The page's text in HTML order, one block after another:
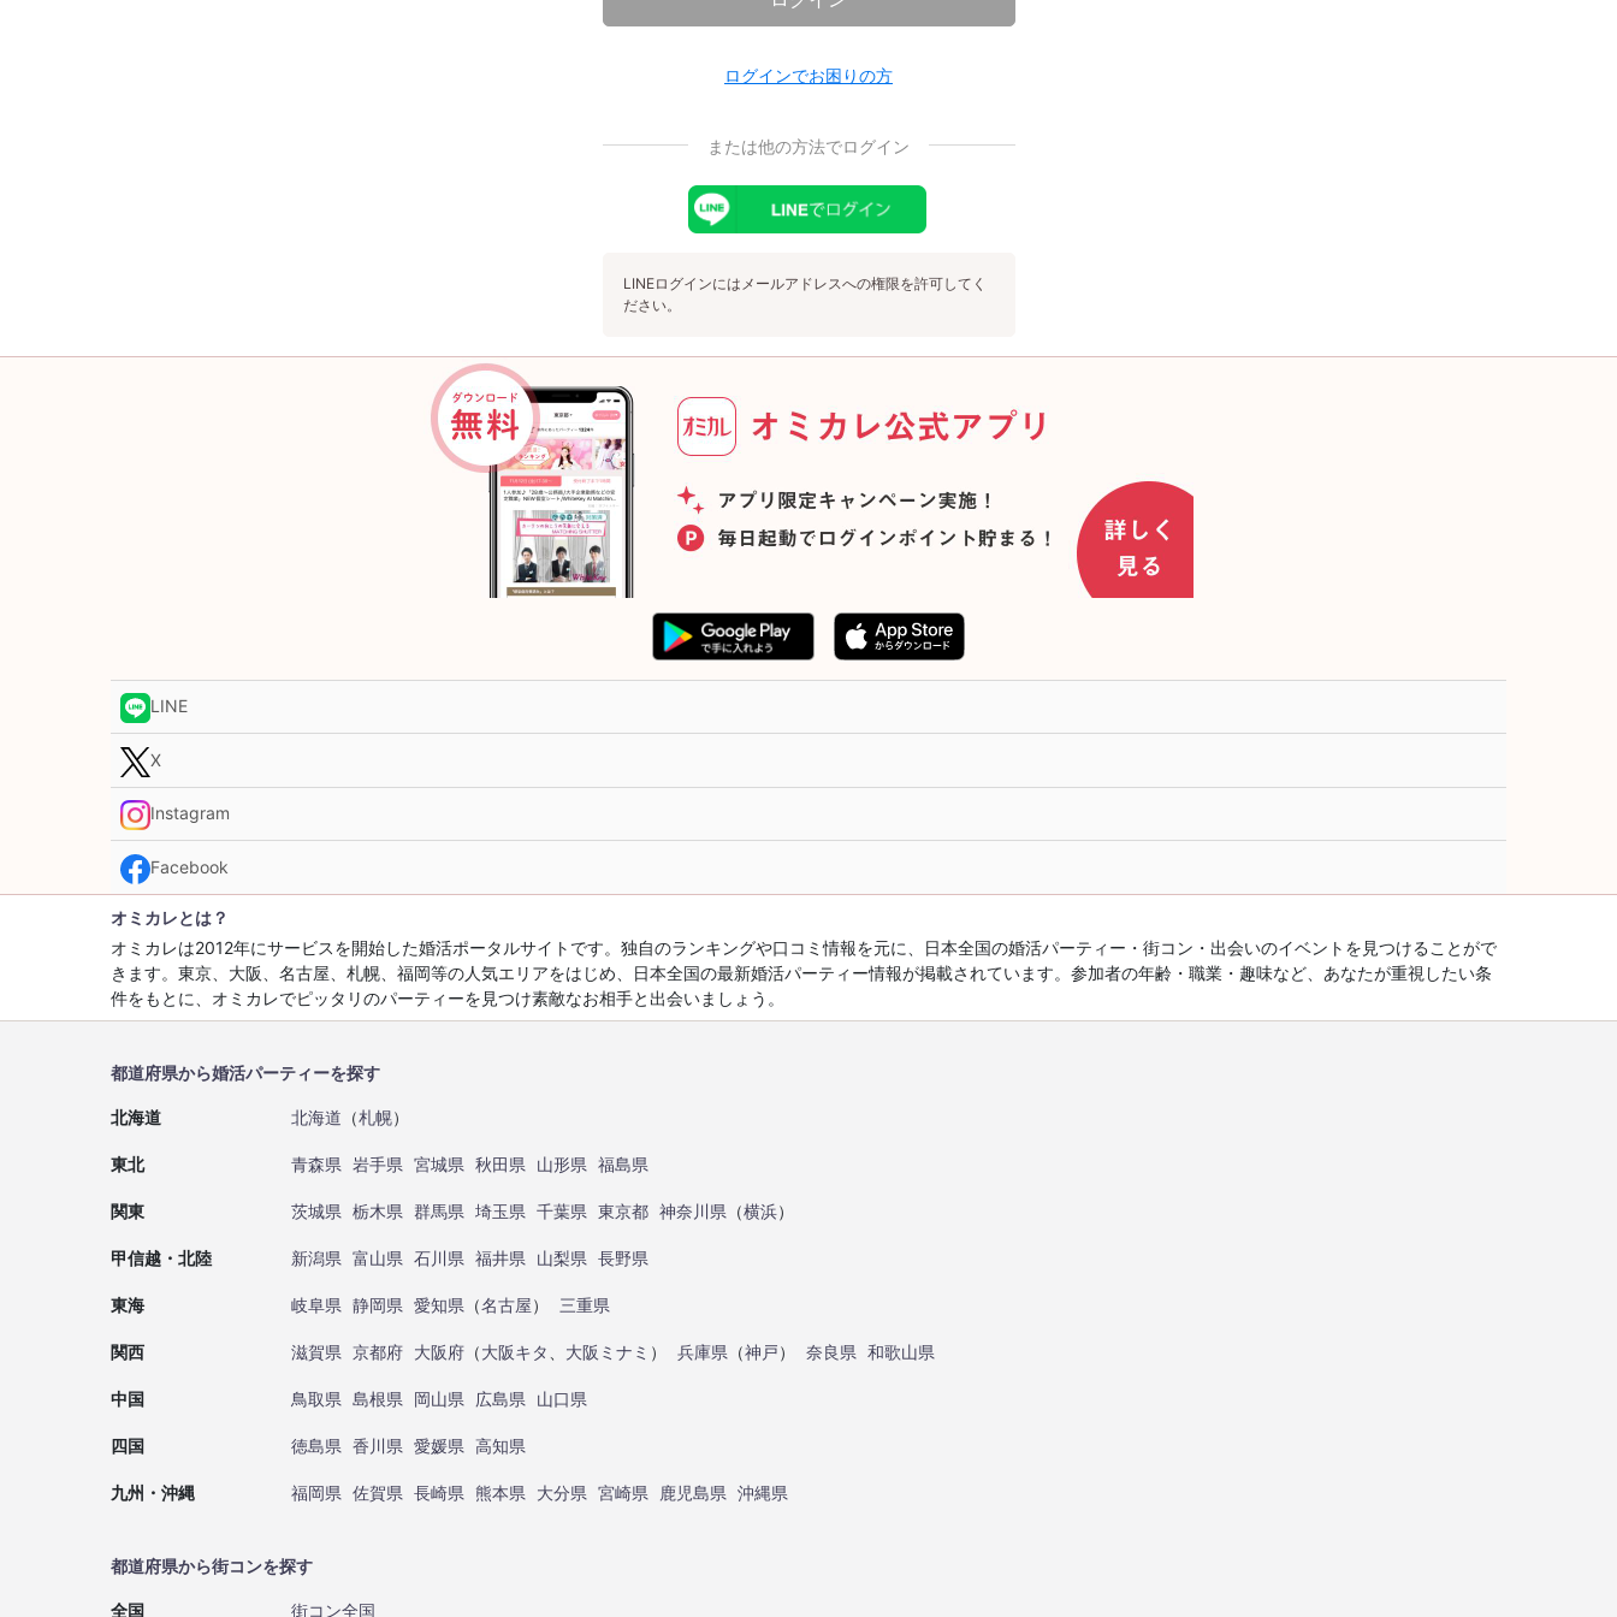
ログインでお困りの方
または他の方法でログイン
LINEログインにはメールアドレスへの権限を許可してく
ださい。
LINE
X
Instagram
Facebook
オミカレとは？
オミカレは2012年にサービスを開始した婚活ポータルサイトです。独自のランキングや口コミ情報を元に、日本全国の婚活パーティー・街コン・出会いのイベントを見つけることがで
きます。東京、大阪、名古屋、札幌、福岡等の人気エリアをはじめ、日本全国の最新婚活パーティー情報が掲載されています。参加者の年齢・職業・趣味など、あなたが重視したい条
件をもとに、オミカレでピッタリのパーティーを見つけ素敵なお相手と出会いましょう。
都道府県から婚活パーティーを探す
北海道 北海道 （札幌）
東北 青森県 岩手県 宮城県 秋田県 山形県 福島県
関東 茨城県 栃木県 群馬県 埼玉県 千葉県 東京都 神奈川県 （横浜）
甲信越・北陸 新潟県 富山県 石川県 福井県 山梨県 長野県
東海 岐阜県 静岡県 愛知県 （名古屋） 三重県
関西 滋賀県 京都府 大阪府 （大阪キタ 大阪ミナミ ） 兵庫県 （神戸） 奈良県 和歌山県
中国 鳥取県 島根県 岡山県 広島県 山口県
四国 徳島県 香川県 愛媛県 高知県
九州・沖縄 福岡県 佐賀県 長崎県 熊本県 大分県 宮崎県 鹿児島県 沖縄県
都道府県から街コンを探す
全国 街コン全国